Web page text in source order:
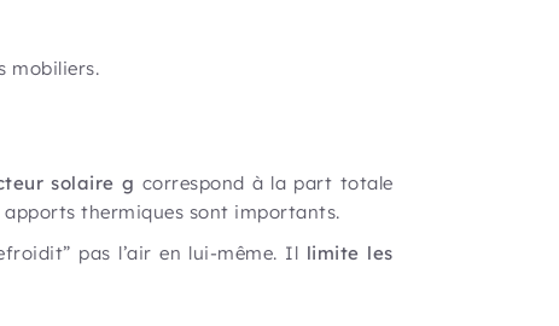
mobiliers.
solaire g correspond à la part totale
apports thermiques sont importants.
pas l’air en lui-même. Il limite les